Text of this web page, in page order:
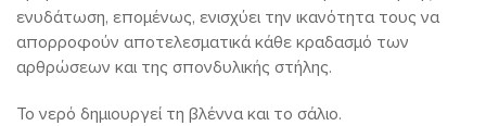
ενυδάτωση, επομένως, ενισχύει την ικανότητα τους να
απορροφούν αποτελεσματικά κάθε κραδασμό των
αρθρώσεων και της σπονδυλικής στήλης.
Το νερό δημιουργεί τη βλέννα και το σάλιο.